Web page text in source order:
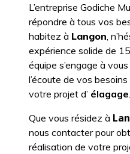
L’entreprise Godiche
répondre à tous vos
habitez à Langon ,
expérience solide de
équipe s’engage à
l’écoute de vos
votre projet d’ élagage
Que vous résidez à
nous contacter pour
réalisation de votre